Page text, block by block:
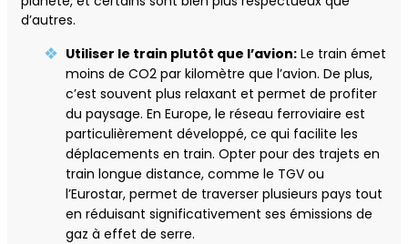
d’autres.
Utiliser le train plutôt que l’avion: Le train émet
moins de CO2 par kilomètre que l’avion. De plus,
c’est souvent plus relaxant et permet de profiter
du paysage. En Europe, le réseau ferroviaire est
particulièrement développé, ce qui facilite les
déplacements en train. Opter pour des trajets en
train longue distance, comme le TGV ou
l’Eurostar, permet de traverser plusieurs pays tout
en réduisant significativement ses émissions de
gaz à effet de serre.